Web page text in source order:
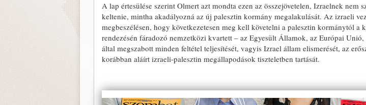
A lap értesülése szerint Olmert azt mondta ezen az összejövetelen, Izraelnek nem
keltenie, mintha akadályozná az új palesztin kormány megalakulását. Az izraeli
megbeszélésen, hogy következetesen meg kell követelni a palesztin kormánytól a
rendezésén fáradozó nemzetközi kvartett – az Egyesült Államok, az Európai Unió,
által megszabott minden feltétel teljesítését, vagyis Izrael állam elismerését, az
korábban aláírt izraeli-palesztin megállapodások tiszteletben tartását.